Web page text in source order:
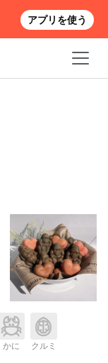
かに クルミ
アプリを使う